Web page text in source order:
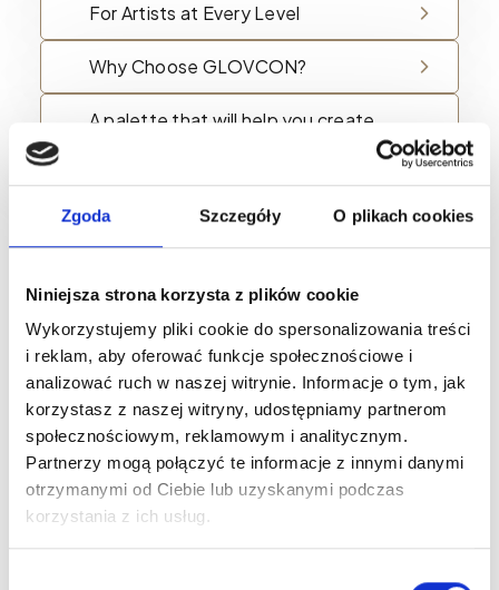
Zgoda Szczegóły O plikach cookies
Niniejsza strona korzysta z plików cookie
Wykorzystujemy pliki cookie do spersonalizowania treści
i reklam, aby oferować funkcje społecznościowe i
analizować ruch w naszej witrynie. Informacje o tym, jak
korzystasz z naszej witryny, udostępniamy partnerom
społecznościowym, reklamowym i analitycznym.
Partnerzy mogą połączyć te informacje z innymi danymi
otrzymanymi od Ciebie lub uzyskanymi podczas
korzystania z ich usług.
For Artists at Every Level
Why Choose GLOVCON?
A palette that will help you create
your own masterpieces. Your way.
ORANGE CORRECTOR 1